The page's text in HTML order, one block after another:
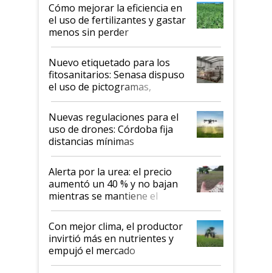
Cómo mejorar la eficiencia en
el uso de fertilizantes y gastar
menos sin perder
productividad en la campaña
fina
Nuevo etiquetado para los
fitosanitarios: Senasa dispuso
el uso de pictogramas,
palabras de advertencia e
indicaciones
Nuevas regulaciones para el
uso de drones: Córdoba fija
distancias mínimas
Alerta por la urea: el precio
aumentó un 40 % y no bajan
mientras se mantiene el
conflicto en Medio Oriente
Con mejor clima, el productor
invirtió más en nutrientes y
empujó el mercado